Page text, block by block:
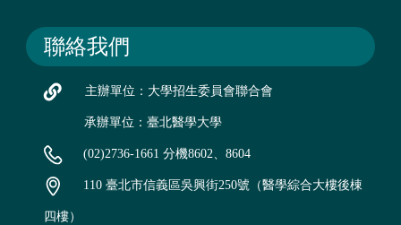
聯絡我們
主辦單位：大學招生委員會聯合會
承辦單位：臺北醫學大學
(02)2736-1661 分機8602、8604
110 臺北市信義區吳興街250號（醫學綜合大樓後棟
四樓）